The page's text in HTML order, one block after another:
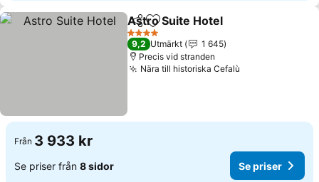
Dela Lägg till i Mina Favoriter
Astro Suite Hotel
4 Stjärnor
9,2 Utmärkt
1 645
Precis vid stranden
Nära till historiska Cefalù
Från 3 933 kr
Se priser från 8 sidor Se priser